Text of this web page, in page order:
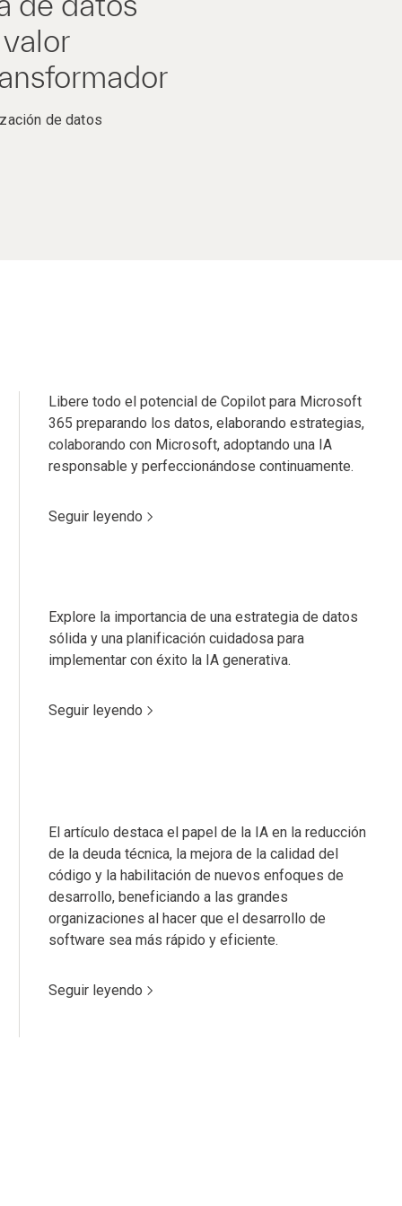
de datos
Libere todo el potencial de Copilot para Microsoft
365 preparando los datos, elaborando estrategias,
colaborando con Microsoft, adoptando una IA
responsable y perfeccionándose continuamente.
Seguir leyendo
Explore la importancia de una estrategia de datos
sólida y una planificación cuidadosa para
implementar con éxito la IA generativa.
Seguir leyendo
El artículo destaca el papel de la IA en la reducción
de la deuda técnica, la mejora de la calidad del
código y la habilitación de nuevos enfoques de
desarrollo, beneficiando a las grandes
organizaciones al hacer que el desarrollo de
software sea más rápido y eficiente.
Seguir leyendo